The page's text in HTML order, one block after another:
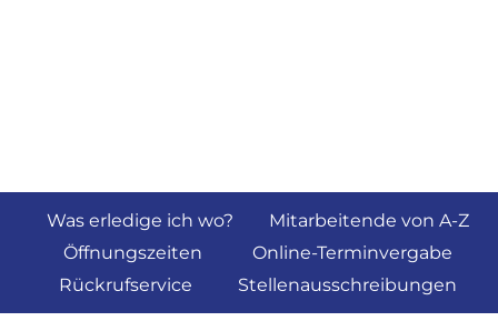
Was erledige ich wo?
Mitarbeitende von A-Z
Öffnungszeiten
Online-Terminvergabe
Rückrufservice
Stellenausschreibungen